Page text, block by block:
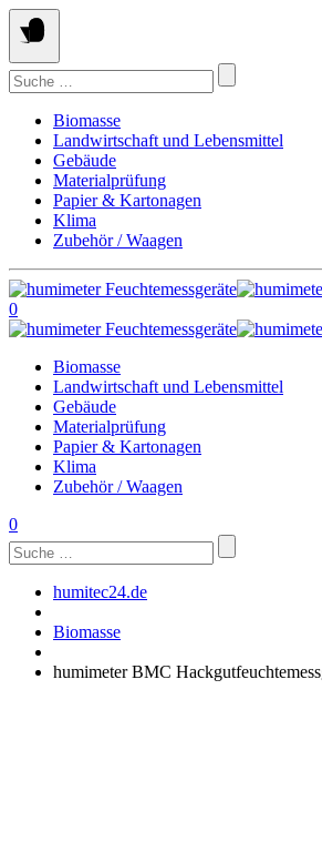
Springe
zum
Inhalt
Suchen
nach:
Biomasse
Landwirtschaft und Lebensmittel
Gebäude
Materialprüfung
Papier & Kartonagen
Klima
Zubehör / Waagen
0
Biomasse
Landwirtschaft und Lebensmittel
Gebäude
Materialprüfung
Papier & Kartonagen
Klima
Zubehör / Waagen
0
Suchen
nach:
humitec24.de
Biomasse
humimeter BMC